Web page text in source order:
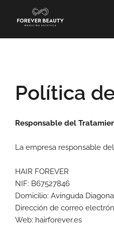
contenido
Política
Responsable del
La empresa responsable
HAIR FOREVER
NIF: B67527846
Domicilio: Avinguda
Dirección de correo
Web: hairforever.es